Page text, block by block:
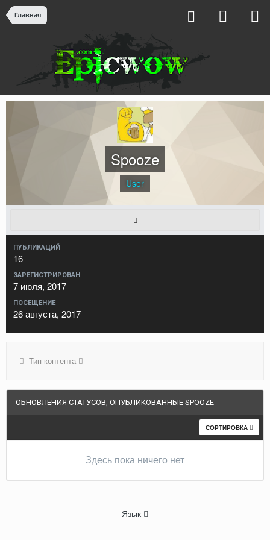
Главная
Spooze
User
ПУБЛИКАЦИЙ
16
ЗАРЕГИСТРИРОВАН
7 июля, 2017
ПОСЕЩЕНИЕ
26 августа, 2017
Тип контента
ОБНОВЛЕНИЯ СТАТУСОВ, ОПУБЛИКОВАННЫЕ SPOOZE
СОРТИРОВКА
Здесь пока ничего нет
Язык